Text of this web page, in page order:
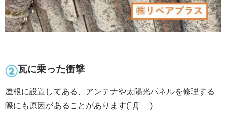
瓦に乗った衝撃
屋根に設置してある、アンテナや太陽光パネルを修理する
際にも原因があることがあります(ﾟДﾟ )